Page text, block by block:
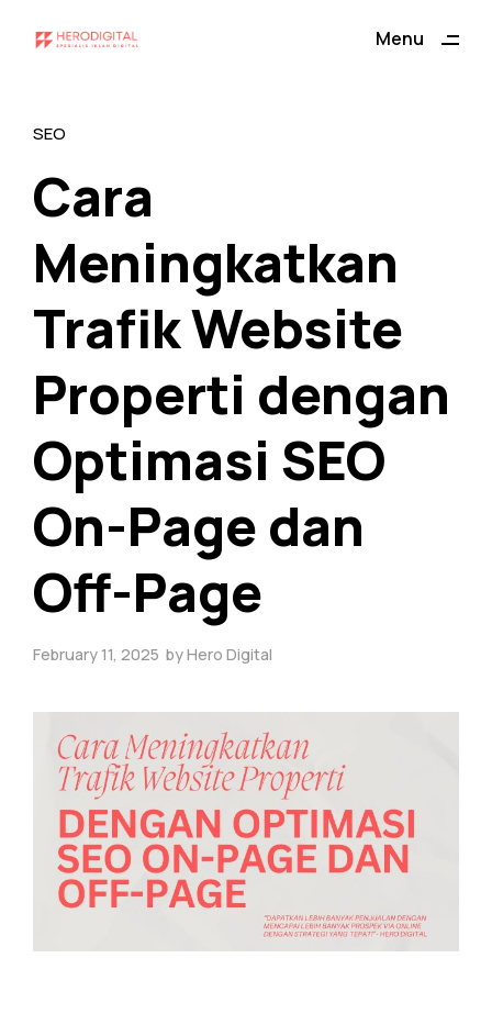
Menu
SEO
Cara
Meningkatkan
Trafik Website
Properti dengan
Optimasi SEO
On-Page dan
Off-Page
February 11, 2025 byHero Digital